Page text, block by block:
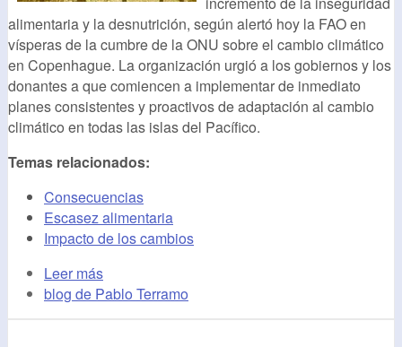
alimentaria y la desnutrición, según alertó hoy la FAO en
vísperas de la cumbre de la ONU sobre el cambio climático
en Copenhague. La organización urgió a los gobiernos y los
donantes a que comiencen a implementar de inmediato
planes consistentes y proactivos de adaptación al cambio
climático en todas las islas del Pacífico.
Temas relacionados:
Consecuencias
Escasez alimentaria
Impacto de los cambios
Leer más
blog de Pablo Terramo